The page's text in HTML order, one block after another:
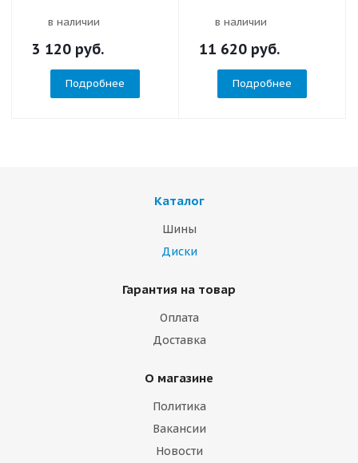
в наличии
3 120 руб.
Подробнее
в наличии
11 620 руб.
Подробнее
Каталог
Шины
Диски
Гарантия на товар
Оплата
Доставка
О магазине
Политика
Вакансии
Новости